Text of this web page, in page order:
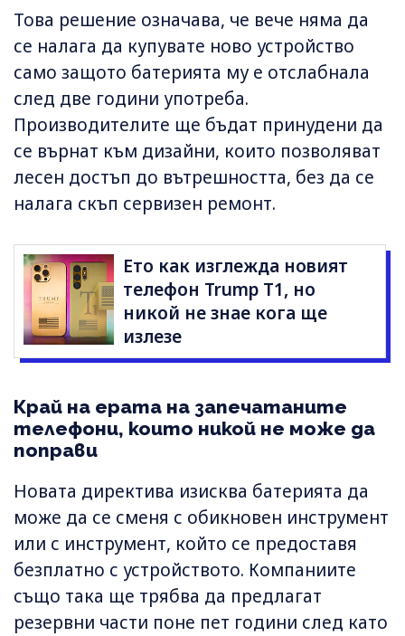
Това решение означава, че вече няма да
се налага да купувате ново устройство
само защото батерията му е отслабнала
след две години употреба.
Производителите ще бъдат принудени да
се върнат към дизайни, които позволяват
лесен достъп до вътрешността, без да се
налага скъп сервизен ремонт.
Ето как изглежда новият
телефон Trump T1, но
никой не знае кога ще
излезе
Край на ерата на запечатаните
телефони, които никой не може да
поправи
Новата директива изисква батерията да
може да се сменя с обикновен инструмент
или с инструмент, който се предоставя
безплатно с устройството. Компаниите
също така ще трябва да предлагат
резервни части поне пет години след като